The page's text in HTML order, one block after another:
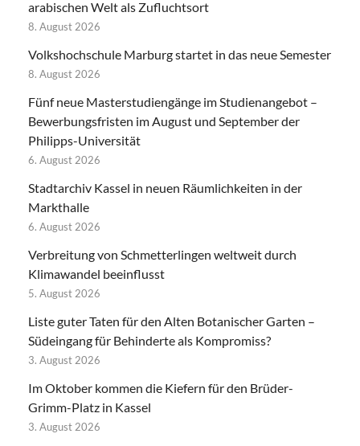
arabischen Welt als Zufluchtsort
8. August 2026
Volkshochschule Marburg startet in das neue Semester
8. August 2026
Fünf neue Masterstudiengänge im Studienangebot –
Bewerbungsfristen im August und September der
Philipps-Universität
6. August 2026
Stadtarchiv Kassel in neuen Räumlichkeiten in der
Markthalle
6. August 2026
Verbreitung von Schmetterlingen weltweit durch
Klimawandel beeinflusst
5. August 2026
Liste guter Taten für den Alten Botanischer Garten –
Südeingang für Behinderte als Kompromiss?
3. August 2026
Im Oktober kommen die Kiefern für den Brüder-
Grimm-Platz in Kassel
3. August 2026